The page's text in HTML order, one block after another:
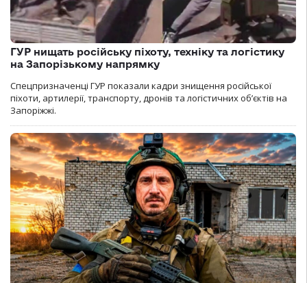
ГУР нищать російську піхоту, техніку та логістику
на Запорізькому напрямку
Спецпризначенці ГУР показали кадри знищення російської
піхоти, артилерії, транспорту, дронів та логістичних об’єктів на
Запоріжжі.